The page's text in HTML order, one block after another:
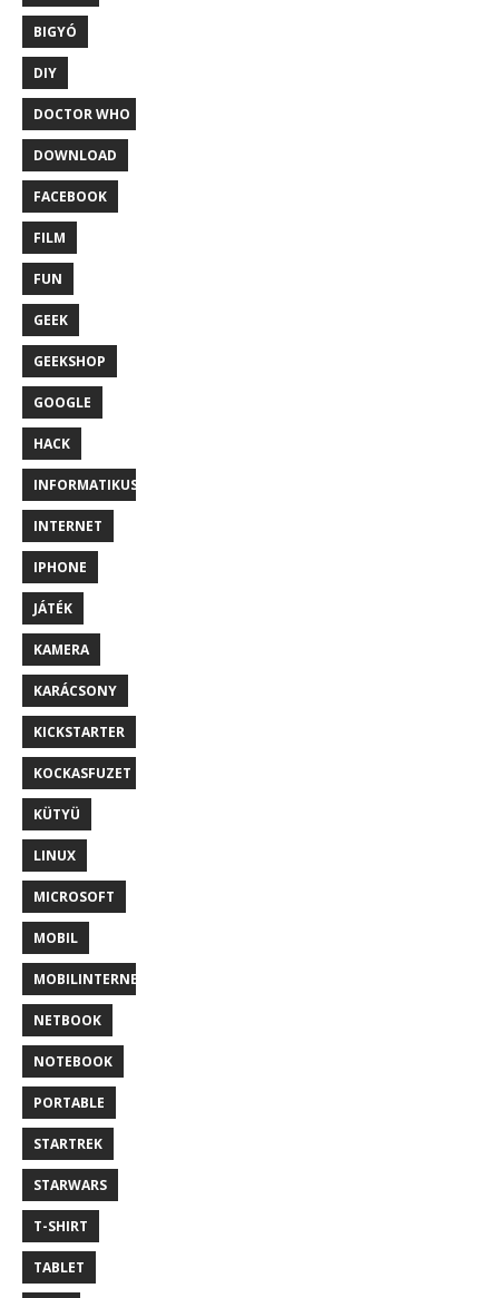
BIGYÓ
DIY
DOCTOR WHO
DOWNLOAD
FACEBOOK
FILM
FUN
GEEK
GEEKSHOP
GOOGLE
HACK
INFORMATIKUS
INTERNET
IPHONE
JÁTÉK
KAMERA
KARÁCSONY
KICKSTARTER
KOCKASFUZET
KÜTYÜ
LINUX
MICROSOFT
MOBIL
MOBILINTERNET
NETBOOK
NOTEBOOK
PORTABLE
STARTREK
STARWARS
T-SHIRT
TABLET